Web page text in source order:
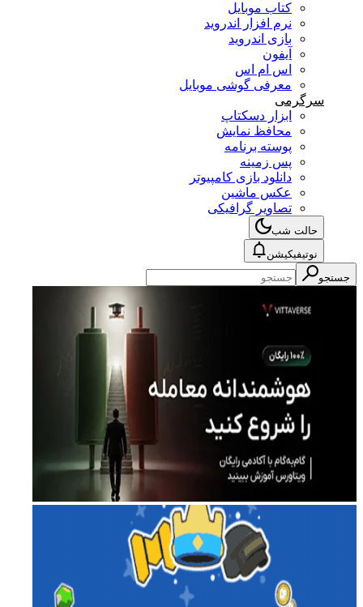
کتاب موبایل
نرم افزار اندروید
بازی اندروید
آیفون
اس ام اس
معرفی گوشی موبایل
سرگرمی
ابزار دسکتاپ
محافظ نمایش
پوسته برنامه
پس زمینه
دانلود بازی کامپیوتر
عکس ماشین
تصاویر گرافیکی
حالت شب
نوتیفیکیشن
جستجو